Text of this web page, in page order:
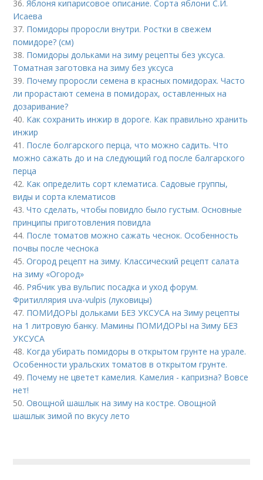
36. Яблоня кипарисовое описание. Сорта яблони С.И.
Исаева
37. Помидоры проросли внутри. Ростки в свежем
помидоре? (см)
38. Помидоры дольками на зиму рецепты без уксуса.
Томатная заготовка на зиму без уксуса
39. Почему проросли семена в красных помидорах. Часто
ли прорастают семена в помидорах, оставленных на
дозаривание?
40. Как сохранить инжир в дороге. Как правильно хранить
инжир
41. После болгарского перца, что можно садить. Что
можно сажать до и на следующий год после балгарского
перца
42. Как определить сорт клематиса. Садовые группы,
виды и сорта клематисов
43.Что сделать, чтобы повидло было густым. Основные
принципы приготовления повидла
44. После томатов можно сажать чеснок. Особенность
почвы после чеснока
45.Огород рецепт на зиму. Классический рецепт салата
на зиму «Огород»
46. Рябчик ува вульпис посадка и уход форум.
Фритиллярия uva-vulpis (луковицы)
47. ПОМИДОРЫ дольками БЕЗ УКСУСА на Зиму рецепты
на 1 литровую банку. Мамины ПОМИДОРЫ на Зиму БЕЗ
УКСУСА
48. Когда убирать помидоры в открытом грунте на урале.
Особенности уральских томатов в открытом грунте.
49. Почему не цветет камелия. Камелия - капризна? Вовсе
нет!
50.Овощной шашлык на зиму на костре. Овощной
шашлык зимой по вкусу лето